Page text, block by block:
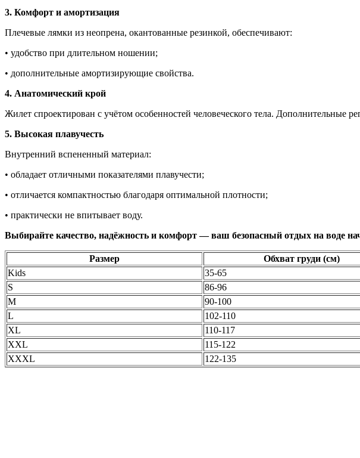
3. Комфорт и амортизация
Плечевые лямки из неопрена, окантованные резинкой, обеспечивают:
• удобство при длительном ношении;
• дополнительные амортизирующие свойства.
4. Анатомический крой
Жилет спроектирован с учётом особенностей человеческого тела. Дополнительные
5. Высокая плавучесть
Внутренний вспененный материал:
• обладает отличными показателями плавучести;
• отличается компактностью благодаря оптимальной плотности;
• практически не впитывает воду.
Выбирайте качество, надёжность и комфорт — ваш безопасный отдых на воде
Размер Обхват груди (см)
Kids
35-65
S
86-96
M
90-100
L
102-110
XL
110-117
XXL
115-122
XXXL
122-135